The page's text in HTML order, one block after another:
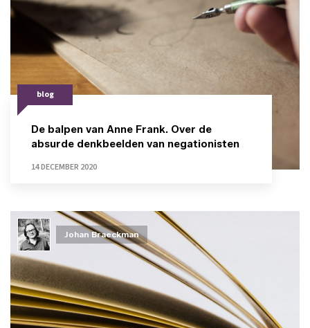
blog
De balpen van Anne Frank. Over de
absurde denkbeelden van negationisten
14 DECEMBER 2020
Johan Braeckman